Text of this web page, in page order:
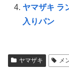
ヤマザキ ラ
入りパン
ヤマザキ メ